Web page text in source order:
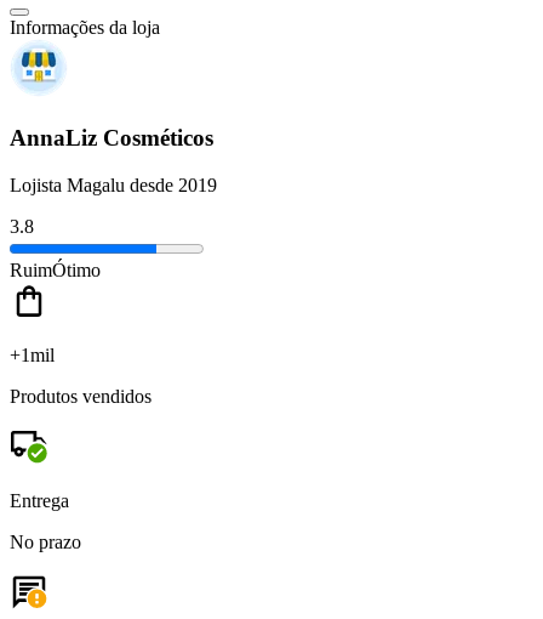
Informações da loja
AnnaLiz Cosméticos
Lojista Magalu desde 2019
3.8
RuimÓtimo
+1mil
Produtos vendidos
Entrega
No prazo